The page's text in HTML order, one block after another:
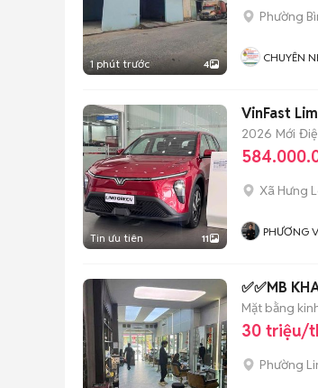
1 phút trước 4
Phường
CHUYÊN
Tin ưu tiên 11
VinFast
2026 Mới
Xã Hưng
PHƯƠNG
✅✅MB
Mặt bằng
30 triệu/
Phường